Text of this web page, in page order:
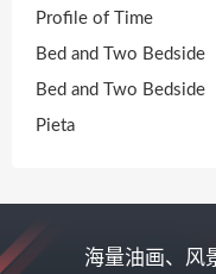
Profile of Time
Bed and Two Bedside
Bed and Two Bedside
Pieta
海量油画、风